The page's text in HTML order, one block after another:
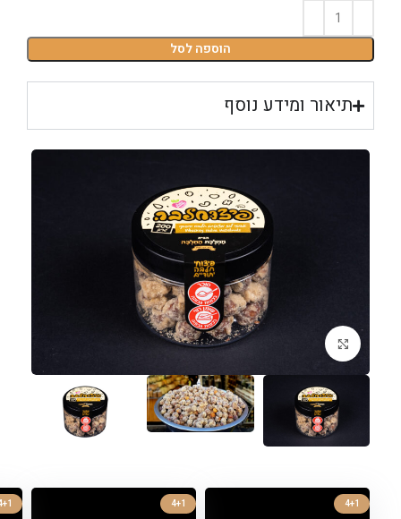
הוספה לסל
תיאור ומידע נוסף
4+1
4+1